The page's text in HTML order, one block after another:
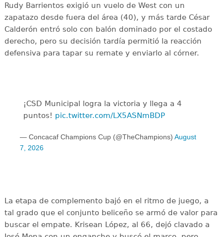
Rudy Barrientos exigió un vuelo de West con un
zapatazo desde fuera del área (40), y más tarde César
Calderón entró solo con balón dominado por el costado
derecho, pero su decisión tardía permitió la reacción
defensiva para tapar su remate y enviarlo al córner.
¡CSD Municipal logra la victoria y llega a 4
puntos! pic.twitter.com/LX5ASNmBDP
— Concacaf Champions Cup (@TheChampions) August
7, 2026
La etapa de complemento bajó en el ritmo de juego, a
tal grado que el conjunto beliceño se armó de valor para
buscar el empate. Krisean López, al 66, dejó clavado a